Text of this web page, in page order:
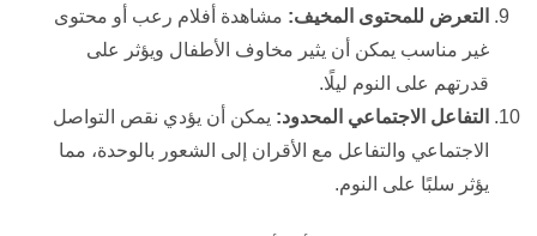
التعرض للمحتوى المخيف: مشاهدة أفلام رعب أو محتوى
غير مناسب يمكن أن يثير مخاوف الأطفال ويؤثر على
قدرتهم على النوم ليلًا.
التفاعل الاجتماعي المحدود: يمكن أن يؤدي نقص التواصل
الاجتماعي والتفاعل مع الأقران إلى الشعور بالوحدة، مما
يؤثر سلبًا على النوم.